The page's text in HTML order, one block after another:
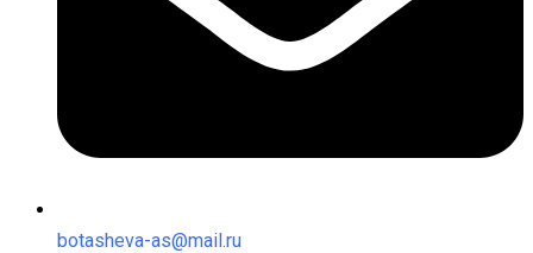
botasheva-as@mail.ru